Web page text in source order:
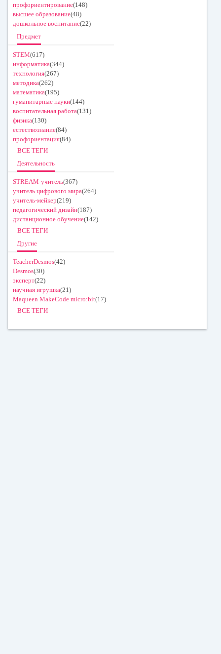
профориентирование(148)
высшее образование(48)
дошкольное воспитание(22)
Предмет
STEM(617)
информатика(344)
технология(267)
методика(262)
математика(195)
гуманитарные науки(144)
воспитательная работа(131)
физика(130)
естествознание(84)
профориентация(84)
ВСЕ ТЕГИ
Деятельность
STREAM-учитель(367)
учитель цифрового мира(264)
учитель-мейкер(219)
педагогический дизайн(187)
дистанционное обучение(142)
ВСЕ ТЕГИ
Другие
TeacherDesmos(42)
Desmos(30)
эксперт(22)
научная игрушка(21)
Maqueen MakeCode micro:bit(17)
ВСЕ ТЕГИ